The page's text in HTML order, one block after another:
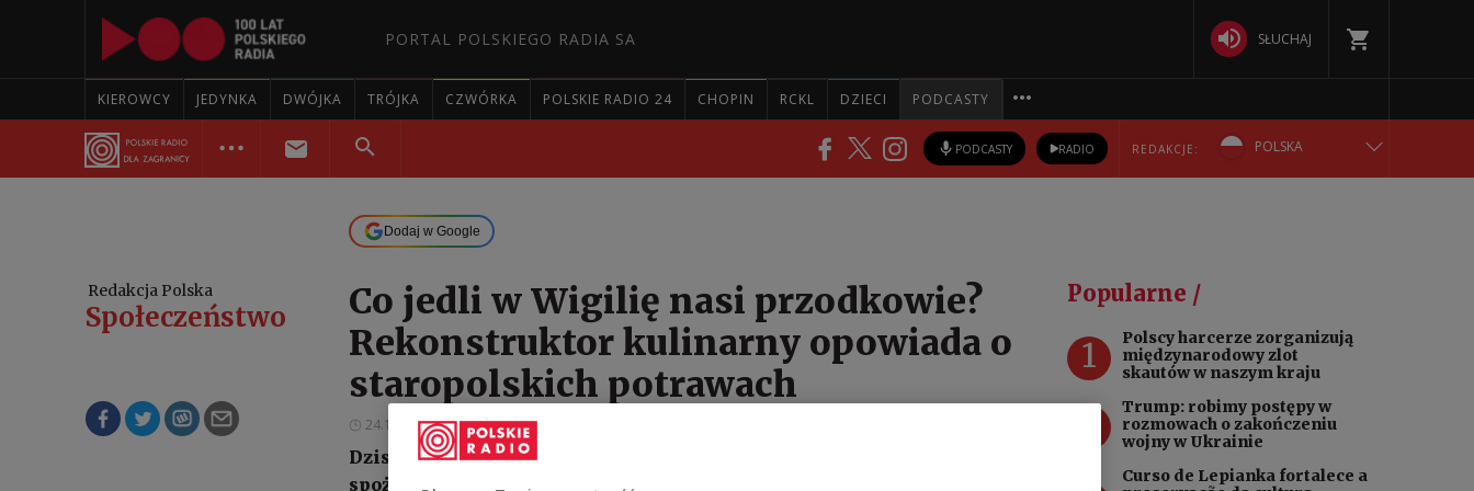
PORTAL POLSKIEGO RADIA SA SŁUCHAJ
KIEROWCY JEDYNKA DWÓJKA TRÓJKA CZWÓRKA POLSKIE RADIO 24 CHOPIN RCKL DZIECI PODCASTY
PODCASTY RADIO REDAKCJE: POLSKA
РУССКИЙ
УКРАЇНСЬКА
Dodaj w Google
Redakcja Polska
Społeczeństwo
Co jedli w Wigilię nasi przodkowie?
Rekonstruktor kulinarny opowiada o
staropolskich potrawach
24.12.2023 11:49
Dzisiejsza wieczerza wigilijna wygląda zupełnie inaczej niż ta, którą
spożywali nasi przodkowie. Chociaż w dawnej Rzeczpospolitej często
Popularne /
1
Polscy harcerze zorganizują
międzynarodowy zlot
skautów w naszym kraju
Trump: robimy postępy w
rozmowach o zakończeniu
wojny w Ukrainie
Curso de Lepianka fortalece a